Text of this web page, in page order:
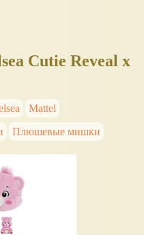
Cutie Reveal x
Mattel
Плюшевые мишки